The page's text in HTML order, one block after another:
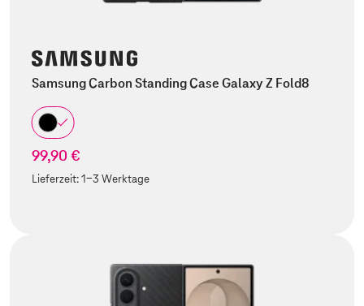
Samsung Carbon Standing Case Galaxy Z Fold8
99,90 €
Lieferzeit:1-3 Werktage